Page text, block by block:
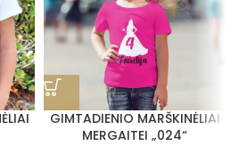
GIMTADIENIO MARŠKINĖLIAI
MERGAITEI „024“